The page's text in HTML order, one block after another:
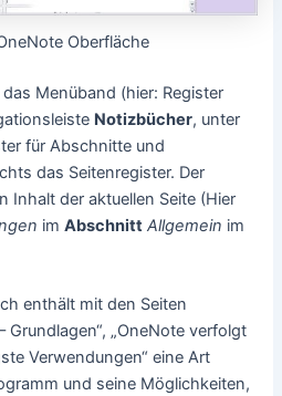
Oberfläche
Menüband (hier: Register
Notizbücher, unter
für Abschnitte und
das Seitenregister. Der
Inhalt der aktuellen Seite (Hier
imAbschnitt Allgemein im
enthält mit den Seiten
Grundlagen“, „OneNote verfolgt
Verwendungen“ eine Art
und seine Möglichkeiten,